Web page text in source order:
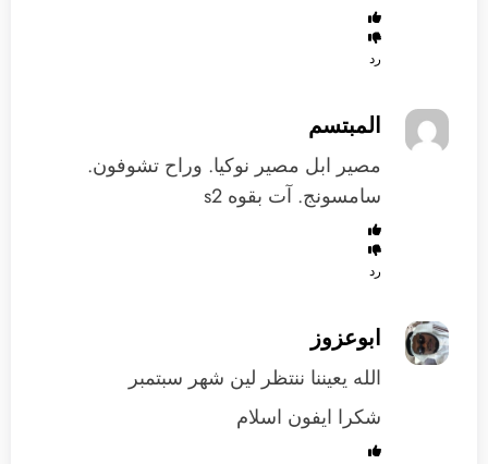
رد
المبتسم
مصير ابل مصير نوكيا. وراح تشوفون.
سامسونج. آت بقوه s2
رد
ابوعزوز
الله يعيننا ننتظر لين شهر سبتمبر
شكرا ايفون اسلام